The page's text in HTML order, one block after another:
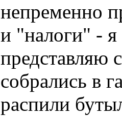
непременно
и "налоги" -
представляю
собрались в
распили